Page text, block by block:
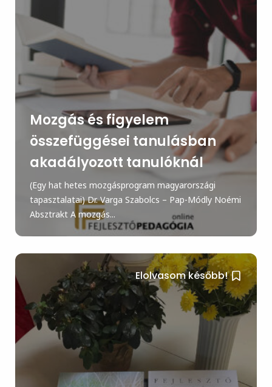
Mozgás és figyelem
összefüggései tanulásban
akadályozott tanulóknál
(Egy hat hetes mozgásprogram magyarországi
tapasztalatai) Dr. Varga Szabolcs – Pap-Módly Noémi
Absztrakt A mozgás...
Elolvasom később!